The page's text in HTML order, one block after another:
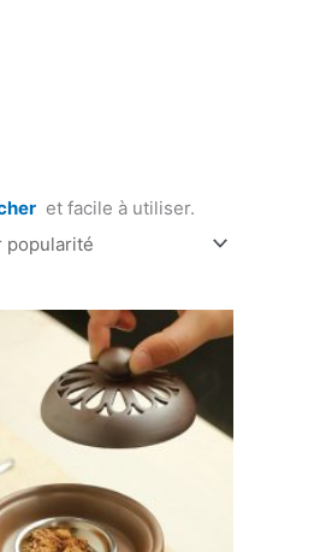
et facile à utiliser.